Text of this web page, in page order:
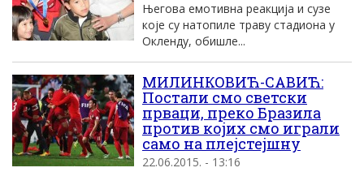
Његова емотивна реакција и сузе
које су натопиле траву стадиона у
Окленду, обишле...
МИЛИНКОВИЋ-САВИЋ:
Постали смо светски
прваци, преко Бразила
против којих смо играли
само на плејстејшну
22.06.2015. - 13:16